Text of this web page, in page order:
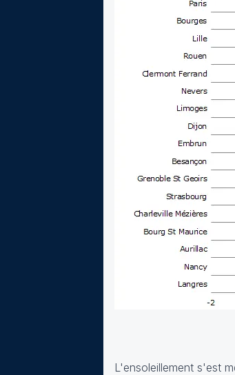
L'ensoleillement s'est